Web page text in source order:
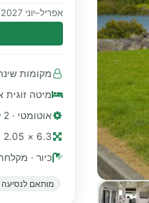
אפריל–יוני 2027
מקומות שינה 2 · מושבים עם חגורות בטיחות 2
מיטה זוגית
אוטומטי · 2 ליטר, 147 כ"ס, טורבו דיזל
6.3 × 2.05 מ׳ (≈ 21 רגל)
כיור ·
מותאם לנסיעה